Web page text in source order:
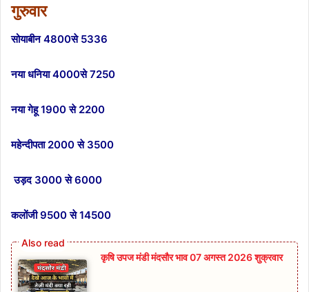
गुरुवार
सोयाबीन 4800से 5336
नया धनिया 4000से 7250
नया गेहू 1900 से 2200
महेन्दीपता 2000 से 3500
उड़द 3000 से 6000
कलोंजी 9500 से 14500
कृषि उपज मंडी मंदसौर भाव 07 अगस्त 2026 शुक्रवार